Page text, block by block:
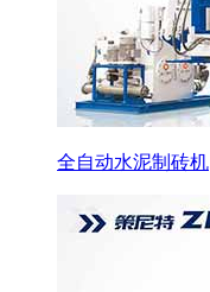
全自动水泥制砖机